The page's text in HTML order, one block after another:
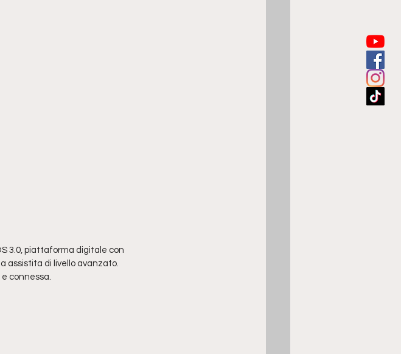
3.0, piattaforma digitale con
assistita di livello avanzato.
connessa.